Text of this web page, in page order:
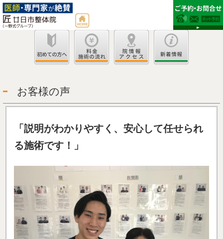
お客様の声
「説明がわかりやすく、安心して任せられ
る施術です ！」